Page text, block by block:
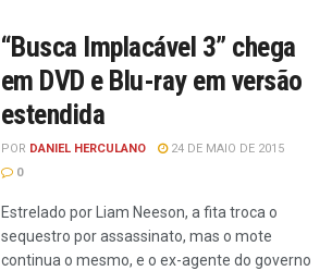
“Busca Implacável 3” chega
em DVD e Blu-ray em versão
estendida
POR DANIEL HERCULANO
24 DE MAIO DE 2015
0
Estrelado por Liam Neeson, a fita troca o
sequestro por assassinato, mas o mote
continua o mesmo, e o ex-agente do governo